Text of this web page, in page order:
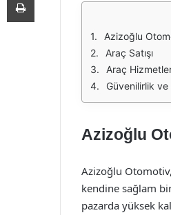
Azizoğlu
Araç Satışı
Araç
Güvenilirlik ve
Azizoğlu
Azizoğlu
kendine sağlam
pazarda yüksek